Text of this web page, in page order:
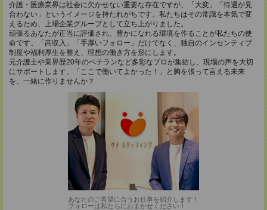
介護・医療業界は社会に欠かせない重要な存在ですが、「大変」「待遇が見
合わない」というイメージを持たれがちです。私たちはその常識を本気で変
えるため、上場企業グループとして立ち上がりました。
頑張るあなたが正当に評価され、豊かになれる環境を作ることが私たちの使
命です。「高収入」「手厚いフォロー」だけでなく、独自のインセンティブ
制度や福利厚生を整え、理想の働き方を形にします。
元介護士や業界歴20年のベテランなど多彩なプロが集結し、現場の声を大切
にサポートします。「ここで働いてよかった！」と胸を張って言える未来
を、一緒に作りませんか？
あなたのご希望に合うお仕事を紹介します！
フォローは私たちにおまかせください！